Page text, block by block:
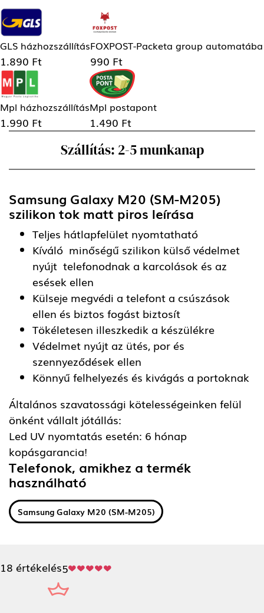
GLS házhozszállítás
1.890 Ft
FOXPOST-Packeta group automatába
990 Ft
Mpl házhozszállítás
1.990 Ft
Mpl postapont
1.490 Ft
Szállítás: 2-5 munkanap
Samsung Galaxy M20 (SM-M205)
szilikon tok matt piros leírása
Teljes hátlapfelület nyomtatható
Kíváló minőségű szilikon külső védelmet
nyújt telefonodnak a karcolások és az
esések ellen
Külseje megvédi a telefont a csúszások
ellen és biztos fogást biztosít
Tökéletesen illeszkedik a készülékre
Védelmet nyújt az ütés, por és
szennyeződések ellen
Könnyű felhelyezés és kivágás a portoknak
Általános szavatossági kötelességeinken felül
önként vállalt jótállás:
Led UV nyomtatás esetén: 6 hónap
kopásgarancia!
Telefonok, amikhez a termék
használható
Samsung Galaxy M20 (SM-M205)
18 értékelés5